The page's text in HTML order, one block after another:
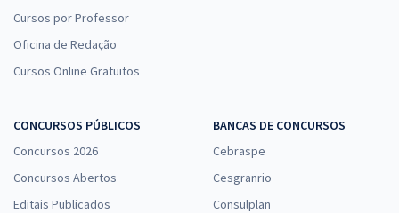
Cursos por Professor
Oficina de Redação
Cursos Online Gratuitos
CONCURSOS PÚBLICOS
Concursos 2026
Concursos Abertos
Editais Publicados
BANCAS DE CONCURSOS
Cebraspe
Cesgranrio
Consulplan